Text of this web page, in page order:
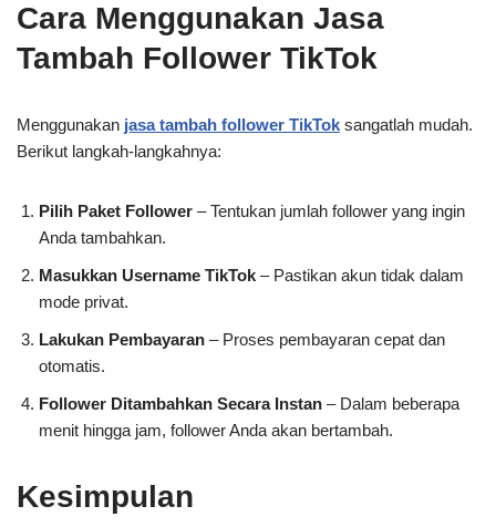
Cara Menggunakan Jasa
Tambah Follower TikTok
Menggunakan jasa tambah follower TikTok sangatlah mudah.
Berikut langkah-langkahnya:
Pilih Paket Follower – Tentukan jumlah follower yang ingin
Anda tambahkan.
Masukkan Username TikTok – Pastikan akun tidak dalam
mode privat.
Lakukan Pembayaran – Proses pembayaran cepat dan
otomatis.
Follower Ditambahkan Secara Instan – Dalam beberapa
menit hingga jam, follower Anda akan bertambah.
Kesimpulan